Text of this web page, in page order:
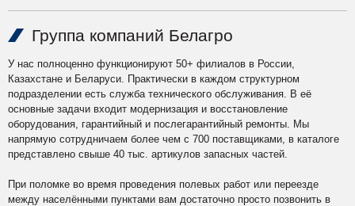
Группа компаний Белагро
У нас полноценно функционируют 50+ филиалов в России,
Казахстане и Беларуси. Практически в каждом структурном
подразделении есть служба технического обслуживания. В её
основные задачи входит модернизация и восстановление
оборудования, гарантийный и послегарантийный ремонты. Мы
напрямую сотрудничаем более чем с 700 поставщиками, в каталоге
представлено свыше 40 тыс. артикулов запасных частей.
При поломке во время проведения полевых работ или переезде
между населёнными пунктами вам достаточно просто позвонить в